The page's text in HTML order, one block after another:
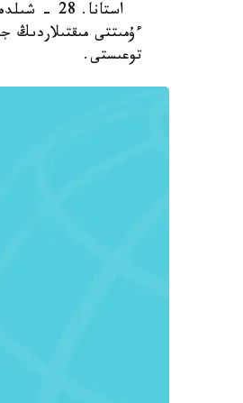
استانا.
ءۇمىتتى مىقتىلاردىڭ
توعىستى.